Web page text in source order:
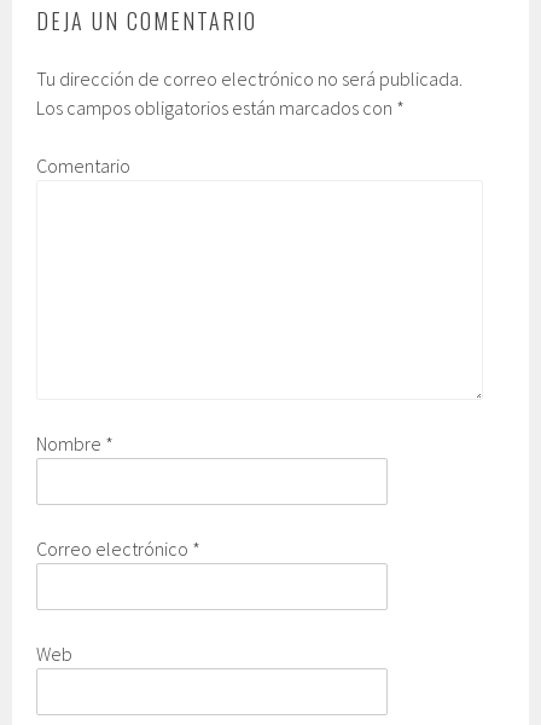
DEJA UN COMENTARIO
Tu dirección de correo electrónico no será publicada.
Los campos obligatorios están marcados con *
Comentario
Nombre *
Correo electrónico *
Web